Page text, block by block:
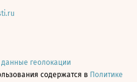
данные геолокации
содержатся в Политике